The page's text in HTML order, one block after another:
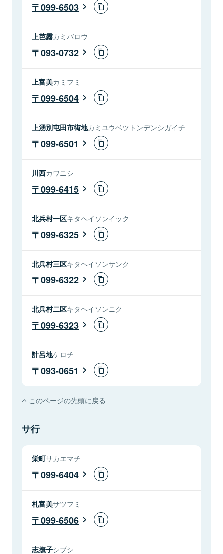
099-6503
上芭露カミバロウ
093-0732
上富美カミフミ
099-6504
上湧別屯田市街地カミユウベツトンデンシガイチ
099-6501
川西カワニシ
099-6415
北兵村一区キタヘイソンイック
099-6325
北兵村三区キタヘイソンサンク
099-6322
北兵村二区キタヘイソンニク
099-6323
計呂地ケロチ
093-0651
このページの先頭に戻る
サ行
栄町サカエマチ
099-6404
札富美サツフミ
099-6506
志撫子シブシ